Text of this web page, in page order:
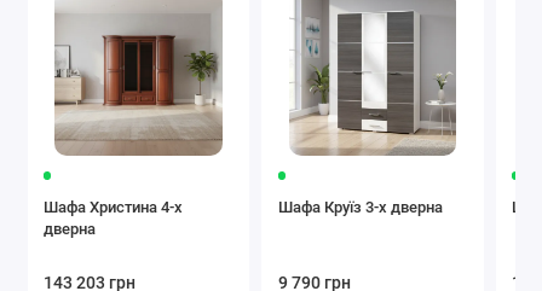
Шафа Христина 4-х
дверна
143 203 грн
Шафа Круїз 3-х дверна
9 790 грн 13